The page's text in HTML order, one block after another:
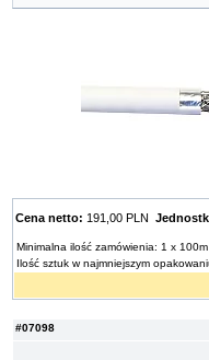
#07098
Cena netto: 191,00 PLN
Minimalna ilość zamówienia: 1 x 100m
Ilość sztuk w najmniejszym